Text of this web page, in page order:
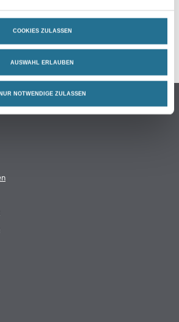
COOKIES ZULASSEN
AUSWAHL ERLAUBEN
NUR NOTWENDIGE ZULASSEN